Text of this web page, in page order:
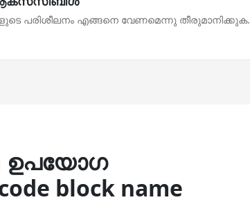
പരിശീലനം എങ്ങനെ വേണമെന്നു തീരുമാനിക്കുക.
ഉപയോഗ
block name